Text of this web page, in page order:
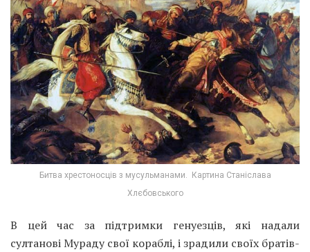
Битва хрестоносців з мусульманами. Картина Станіслава
Хлєбовського
В цей час за підтримки генуезців, які надали
султанові Мураду свої кораблі, і зрадили своїх братів-